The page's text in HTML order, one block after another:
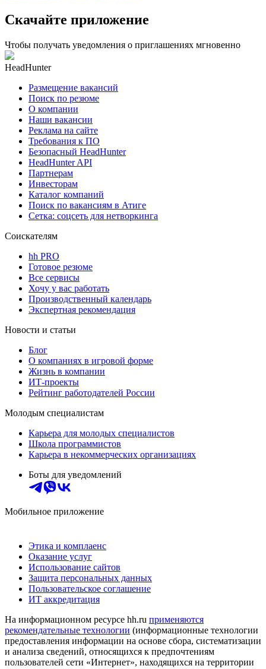
Скачайте приложение
Чтобы получать уведомления о приглашениях мгновенно
HeadHunter
Размещение вакансий
Поиск по резюме
О компании
Наши вакансии
Реклама на сайте
Требования к ПО
Безопасный HeadHunter
HeadHunter API
Партнерам
Инвесторам
Каталог компаний
Поиск по вакансиям в Атиге
Сетка: соцсеть для нетворкинга
Соискателям
hh PRO
Готовое резюме
Все сервисы
Хочу у вас работать
Производственный календарь
Экспертная рекомендация
Новости и статьи
Блог
О компаниях в игровой форме
Жизнь в компании
ИТ-проекты
Рейтинг работодателей России
Молодым специалистам
Карьера для молодых специалистов
Школа программистов
Карьера в некоммерческих организациях
Боты для уведомлений
Мобильное приложение
Этика и комплаенс
Оказание услуг
Использование сайтов
Защита персональных данных
Пользовательское соглашение
ИТ аккредитация
На информационном ресурсе hh.ru применяются
рекомендательные технологии (информационные технологии
предоставления информации на основе сбора, систематизации
и анализа сведений, относящихся к предпочтениям
пользователей сети «Интернет», находящихся на территории